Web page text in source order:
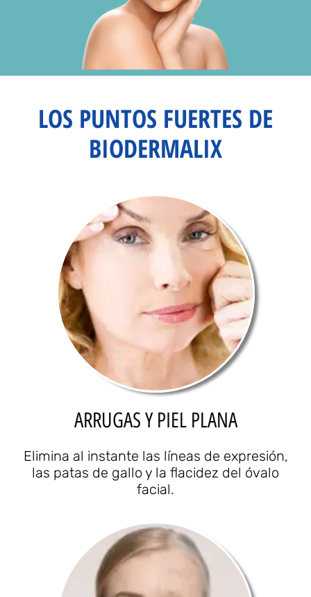
LOS PUNTOS FUERTES DE
BIODERMALIX
ARRUGAS Y PIEL PLANA
Elimina al instante las líneas de expresión,
las patas de gallo y la flacidez del óvalo
facial.